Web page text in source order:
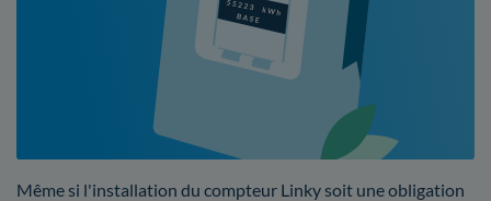
Même si l'installation du compteur Linky soit une obligation